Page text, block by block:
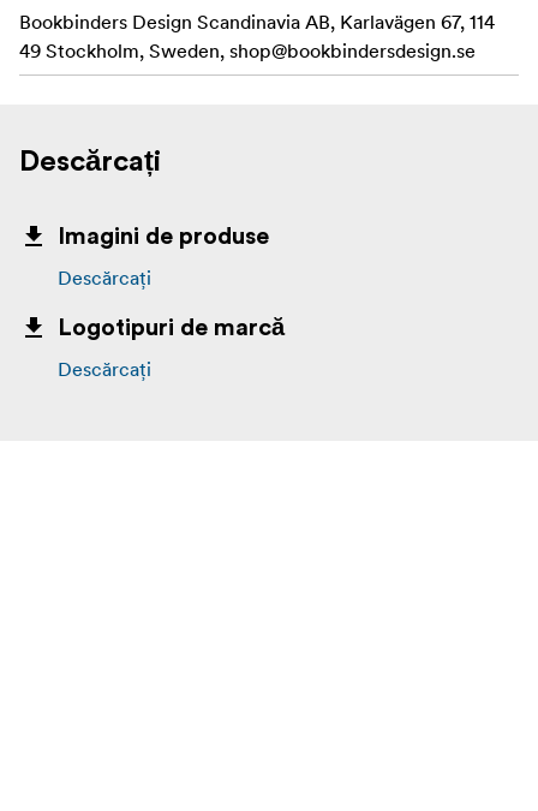
Bookbinders Design Scandinavia AB, Karlavägen 67, 114
49 Stockholm, Sweden, shop@bookbindersdesign.se
Descărcați
Imagini de produse
Descărcați
Logotipuri de marcă
Descărcați